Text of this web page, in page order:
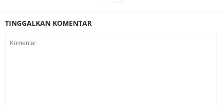
TINGGALKAN KOMENTAR